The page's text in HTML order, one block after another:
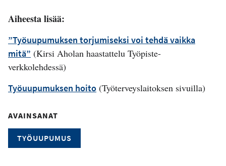
Aiheesta lisää:
”Työuupumuksen torjumiseksi voi tehdä vaikka
mitä” (Kirsi Aholan haastattelu Työpiste-
verkkolehdessä)
Työuupumuksen hoito (Työterveyslaitoksen sivuilla)
AVAINSANAT
TYÖUUPUMUS